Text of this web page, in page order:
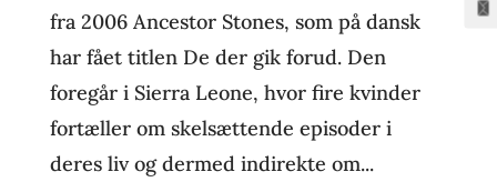
fra 2006 Ancestor Stones, som på dansk
har fået titlen De der gik forud. Den
foregår i Sierra Leone, hvor fire kvinder
fortæller om skelsættende episoder i
deres liv og dermed indirekte om...